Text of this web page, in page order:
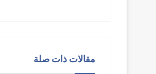
مقالات ذات صلة